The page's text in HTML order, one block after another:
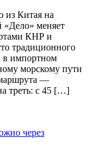
из Китая на
меняет
КНР и
традиционного
в импортном
морскому пути
—
треть: с 45 […]
через